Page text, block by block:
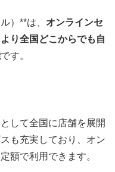
）**は、 オンラインセ
り全国どこからでも自
です。
して全国に店舗を展開
も充実しており、オン
額で利用できます。